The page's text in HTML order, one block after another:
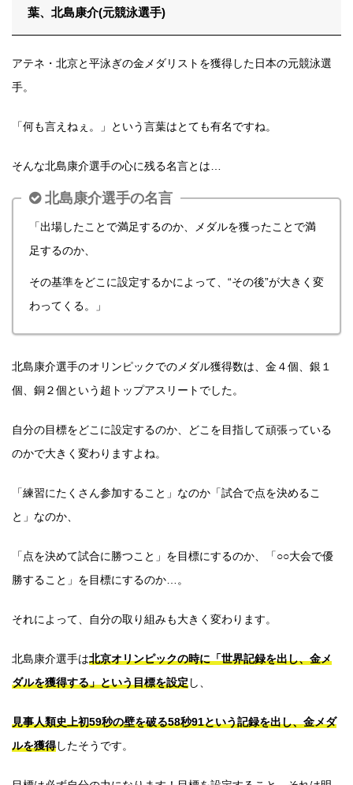
葉、北島康介(元競泳選手)
アテネ・北京と平泳ぎの金メダリストを獲得した日本の元競泳選
手。
「何も言えねぇ。」という言葉はとても有名ですね。
そんな北島康介選手の心に残る名言とは…
北島康介選手の名言
「出場したことで満足するのか、メダルを獲ったことで満
足するのか、
その基準をどこに設定するかによって、“その後”が大きく変
わってくる。」
北島康介選手のオリンピックでのメダル獲得数は、金４個、銀１
個、銅２個という超トップアスリートでした。
自分の目標をどこに設定するのか、どこを目指して頑張っている
のかで大きく変わりますよね。
「練習にたくさん参加すること」なのか「試合で点を決めるこ
と」なのか、
「点を決めて試合に勝つこと」を目標にするのか、「○○大会で優
勝すること」を目標にするのか…。
それによって、自分の取り組みも大きく変わります。
北島康介選手は北京オリンピックの時に「世界記録を出し、金メ
ダルを獲得する」という目標を設定し、
見事人類史上初59秒の壁を破る58秒91という記録を出し、金メダ
ルを獲得したそうです。